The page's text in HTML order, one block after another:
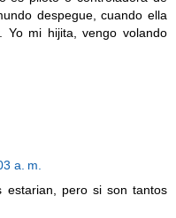
despegue, cuando ella
mi hijita, vengo volando
a. m.
estarian, pero si son tantos